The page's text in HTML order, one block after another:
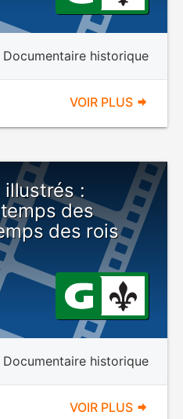
Documentaire historique
VOIR PLUS
:
des
des rois
Documentaire historique
VOIR PLUS